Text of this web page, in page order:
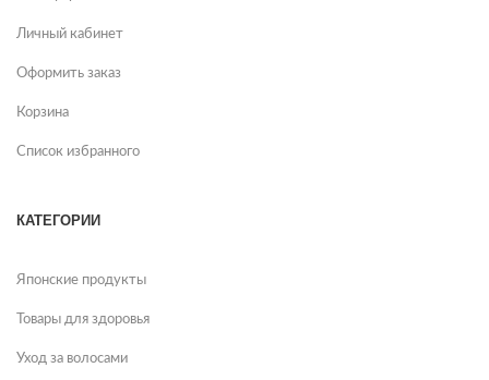
Личный кабинет
Оформить заказ
Корзина
Список избранного
КАТЕГОРИИ
Японские продукты
Товары для здоровья
Уход за волосами